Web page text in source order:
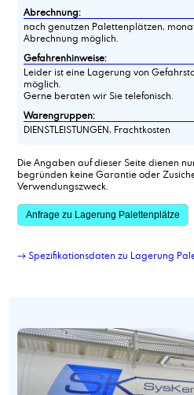
Abrechnung:
nach genutzen Palettenplätzen,
Abrechnung möglich.
Gefahrenhinweise:
Leider ist eine Lagerung von
möglich.
Gerne beraten wir Sie telefonisch.
Warengruppen:
DIENSTLEISTUNGEN, Frachtkosten
Die Angaben auf dieser Seite dienen
begründen keine Garantie oder
Verwendungszweck.
Anfrage zu Lagerung Palettenplätze
→ Spezifikationsdaten zu Lagerung